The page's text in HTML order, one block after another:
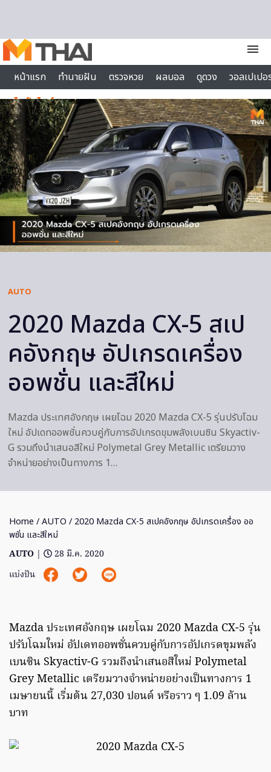
menu
หน้าแรก
ทำนายฝัน ตรวจหวย ผลบอล ดูดวง
วอลเปเป
ไลฟ์สไตล์
AUTO
2020 Mazda CX-5 สเป
คอังกฤษ อัปเกรดเครื่อง
ออพชั่น และสีใหม่
Mazda ประเทศอังกฤษ เผยโฉม 2020 Mazda CX-5 รุ่นปรับโฉม
ใหม่ อัปเดทออพชั่นควบคู่กับการอัปเกรดขุมพลังเบนซิน Skyactiv-
G รวมถึงนำเสนอสีใหม่ Polymetal Grey Metallic เตรียมวาง
จำหน่ายอย่างเป็นทางการ 1…
Home /AUTO / 2020 Mazda CX-5 สเปคอังกฤษ อัปเกรดเครื่อง ออ
พชั่น และสีใหม่
AUTO |
28 มี.ค. 2020
แบ่งปัน
Mazda ประเทศอังกฤษ เผยโฉม 2020 Mazda CX-5 รุ่น
ปรับโฉมใหม่ อัปเดทออพชั่นควบคู่กับการอัปเกรดขุมพลัง
เบนซิน Skyactiv-G รวมถึงนำเสนอสีใหม่ Polymetal
Grey Metallic เตรียมวางจำหน่ายอย่างเป็นทางการ 1
เมษายนนี้ เริ่มต้น 27,030 ปอนด์ หรือราว ๆ 1.09 ล้าน
บาท